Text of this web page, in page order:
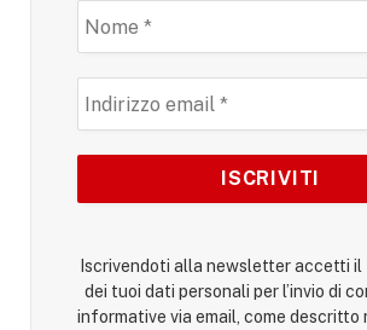
Iscrivendoti alla newsletter accetti
dei tuoi dati personali per l’invio di
informative via email, come descritto